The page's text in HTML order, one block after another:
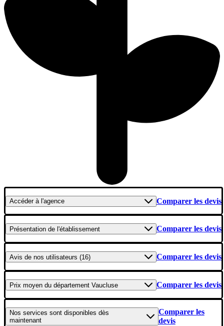
Accéderà l'agence Comparer les devis
Présentation de l'établissement Comparer les devis
Avis de nos utilisateurs (16) Comparer les devis
Prix moyen du département Vaucluse Comparer les devis
Nos services sont disponibles dès
maintenant
Comparer les
devis